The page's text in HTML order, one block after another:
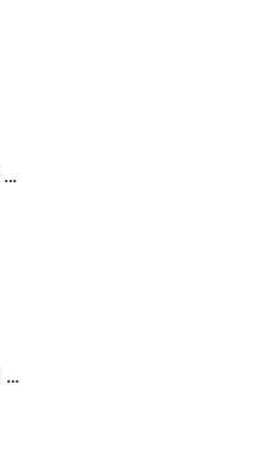
Batisse à Réhabiliter dans secteur résidentiel à Ecully
Maison familiale à Ecully 5 chambres et proche commerces